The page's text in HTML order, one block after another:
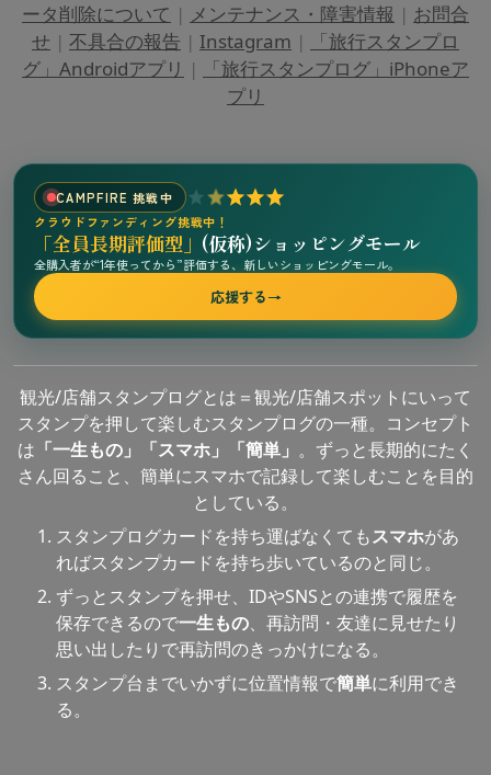
ータ削除について | メンテナンス・障害情報 | お問合
せ | 不具合の報告 | Instagram |
「旅行スタンプロ
グ」Androidアプリ |
「旅行スタンプログ」iPhoneア
プリ
CAMPFIRE 挑戦中
クラウドファンディング挑戦中！
「全員長期評価型」 (仮称)ショッピングモール
全購入者が“1年使ってから”評価する、新しいショッピングモール。
応援する→
観光/店舗スタンプログとは＝観光/店舗スポットにいって
スタンプを押して楽しむスタンプログの一種。コンセプト
は 「一生もの」「スマホ」「簡単」 。ずっと長期的にたく
さん回ること、簡単にスマホで記録して楽しむことを目的
としている。
スタンプログカードを持ち運ばなくてもスマホがあ
ればスタンプカードを持ち歩いているのと同じ。
ずっとスタンプを押せ、IDやSNSとの連携で履歴を
保存できるので一生もの、再訪問・友達に見せたり
思い出したりで再訪問のきっかけになる。
スタンプ台までいかずに位置情報で簡単に利用でき
る。